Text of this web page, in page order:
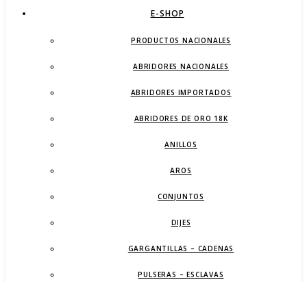
E-SHOP
PRODUCTOS NACIONALES
ABRIDORES NACIONALES
ABRIDORES IMPORTADOS
ABRIDORES DE ORO 18K
ANILLOS
AROS
CONJUNTOS
DIJES
GARGANTILLAS – CADENAS
PULSERAS – ESCLAVAS